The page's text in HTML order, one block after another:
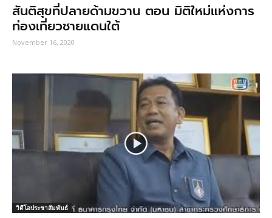
สันติสุขที่ปลายด้ามขวาน ตอน มิติใหม่แห่งการ
ท่องเที่ยวชายแดนใต้
November 16, 2020
วิดีโอประชาสัมพันธ์